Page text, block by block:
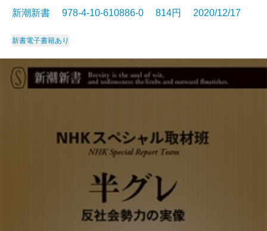
新潮新書 978-4-10-610886-0 814円 2020/12/17
新書電子書籍あり